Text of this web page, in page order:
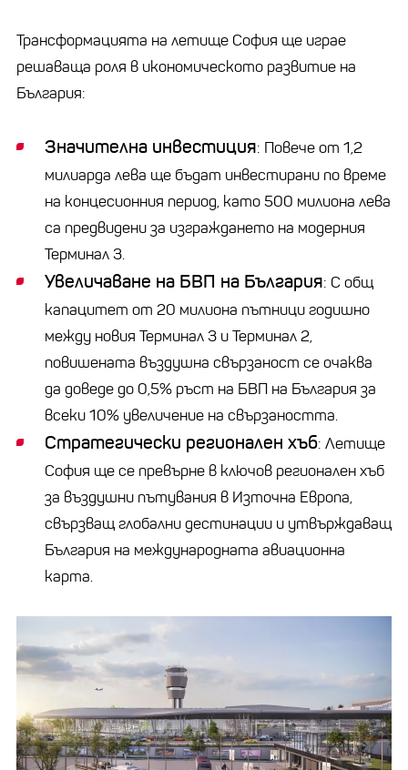
Трансформацията на летище София ще играе
решаваща роля в икономическото развитие на
България:
Значителна инвестиция: Повече от 1,2
милиарда лева ще бъдат инвестирани по време
на концесионния период, като 500 милиона лева
са предвидени за изграждането на модерния
Терминал 3.
Увеличаване на БВП на България: С общ
капацитет от 20 милиона пътници годишно
между новия Терминал 3 и Терминал 2,
повишената въздушна свързаност се очаква
да доведе до 0,5% ръст на БВП на България за
всеки 10% увеличение на свързаността.
Стратегически регионален хъб: Летище
София ще се превърне в ключов регионален хъб
за въздушни пътувания в Източна Европа,
свързващ глобални дестинации и утвърждаващ
България на международната авиационна
карта.